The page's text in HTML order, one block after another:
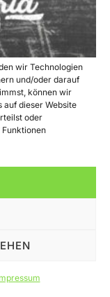
wir Technologien
und/oder darauf
können wir
auf dieser Website
oder
Von 17:00